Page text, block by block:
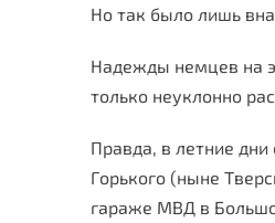
Но так было лишь
Надежды немцев на
только неуклонно
Правда, в летние
Горького (ныне
гараже МВД в